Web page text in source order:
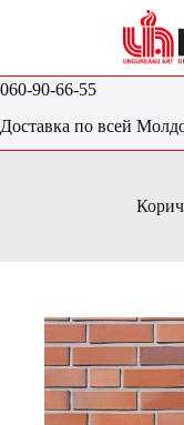
060-90-66-55
Доставка по всей